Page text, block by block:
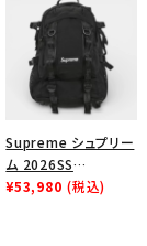
Supreme シュプリー
ム 2026SS
Backpack バックパッ
¥53,980 (税込)